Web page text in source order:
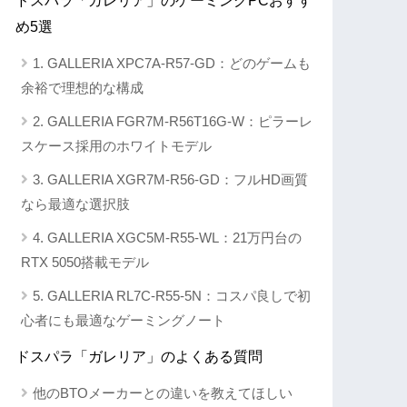
め5選
1. GALLERIA XPC7A-R57-GD：どのゲームも
余裕で理想的な構成
2. GALLERIA FGR7M-R56T16G-W：ピラーレ
スケース採用のホワイトモデル
3. GALLERIA XGR7M-R56-GD：フルHD画質
なら最適な選択肢
4. GALLERIA XGC5M-R55-WL：21万円台の
RTX 5050搭載モデル
5. GALLERIA RL7C-R55-5N：コスパ良しで初
心者にも最適なゲーミングノート
ドスパラ「ガレリア」のよくある質問
他のBTOメーカーとの違いを教えてほしい